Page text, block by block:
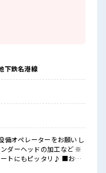
メ！
選べます！
下鉄名港線
備オペレーターをお願いし
ダーヘッドの加工など ※
にもピッタリ♪ ■お仕
のワンルーム寮完備！ さ